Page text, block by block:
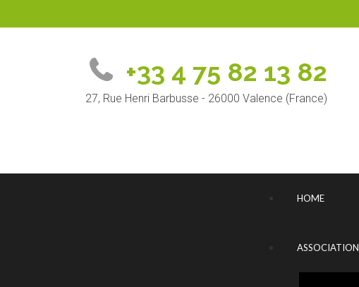
+33 4 75 82 13 82
27, Rue Henri Barbusse - 26000 Valence (France)
HOME
ASSOCIATION